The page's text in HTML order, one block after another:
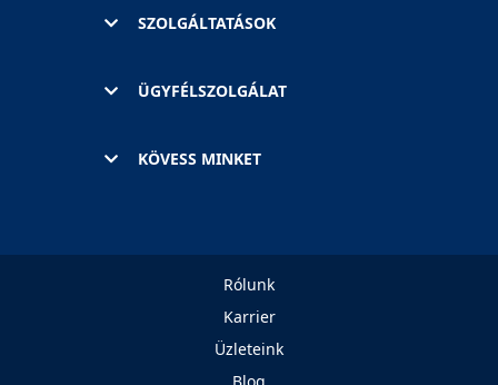
SZOLGÁLTATÁSOK
ÜGYFÉLSZOLGÁLAT
KÖVESS MINKET
Rólunk
Karrier
Üzleteink